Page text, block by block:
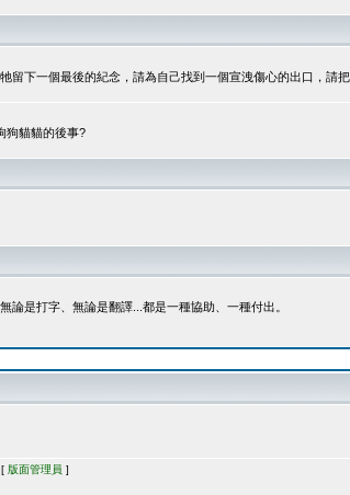
下一個最後的紀念，請為自己找到一個宣洩傷心的出口，請
狗貓貓的後事?
是打字、無論是翻譯...都是一種協助、一種付出。
版面管理員 ]